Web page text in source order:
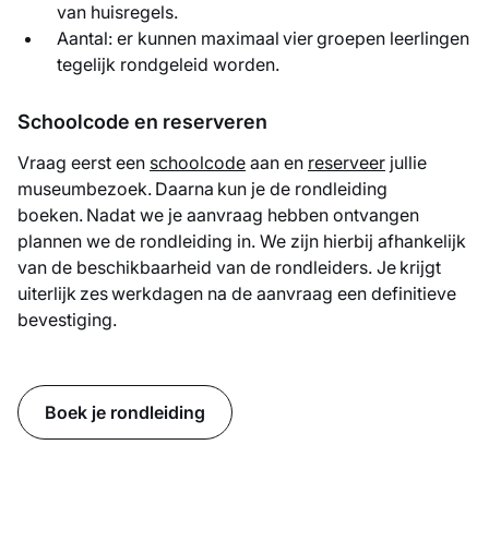
van huisregels.
Aantal: er kunnen maximaal vier groepen leerlingen
tegelijk rondgeleid worden.
Schoolcode en reserveren
Vraag eerst een schoolcode aan en reserveer jullie
museumbezoek. Daarna kun je de rondleiding
boeken. Nadat we je aanvraag hebben ontvangen
plannen we de rondleiding in. We zijn hierbij afhankelijk
van de beschikbaarheid van de rondleiders. Je krijgt
uiterlijk zes werkdagen na de aanvraag een definitieve
bevestiging.
Boek je rondleiding